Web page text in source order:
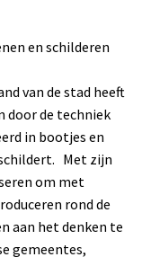
en schilderen
van de stad heeft
door de techniek
in bootjes en
Met zijn
om met
rond de
aan het denken te
gemeentes,